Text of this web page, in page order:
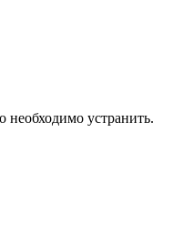
необходимо устранить.